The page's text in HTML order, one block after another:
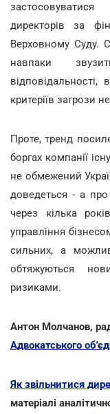
директорів за
Верховному Суду.
навпаки
критеріїв загрози
Проте, тренд
боргах компанії
не обмежений
доведеться - а
через кілька
управління
сильних, а
обтяжуються
ризиками.
Антон Молчанов,
Адвокатського
Як звільнитися
матеріалі